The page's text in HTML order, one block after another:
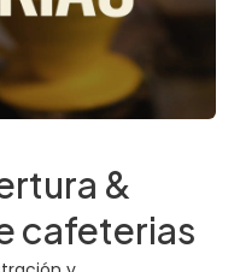
&
cafeterias